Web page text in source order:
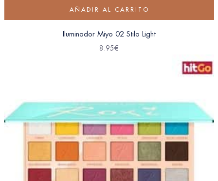
AÑADIR AL CARRITO
Iluminador Miyo 02 Stilo Light
8.95€